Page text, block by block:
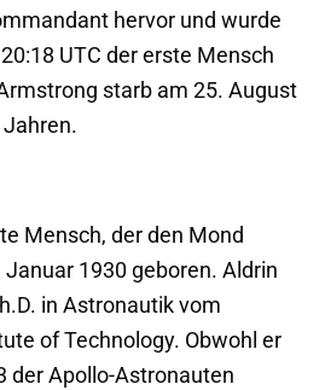
hervor und wurde
UTC der erste Mensch
starb am 25. August
Mensch, der den Mond
1930 geboren. Aldrin
in Astronautik vom
of Technology. Obwohl er
der Apollo-Astronauten